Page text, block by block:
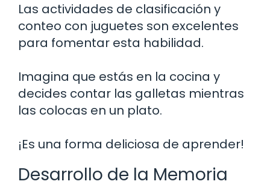
Las actividades de clasificación y
conteo con juguetes son excelentes
para fomentar esta habilidad.
Imagina que estás en la cocina y
decides contar las galletas mientras
las colocas en un plato.
¡Es una forma deliciosa de aprender!
Desarrollo de la Memoria